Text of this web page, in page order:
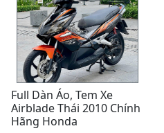
Full Dàn Áo, Tem Xe
Airblade Thái 2010 Chính
Hãng Honda